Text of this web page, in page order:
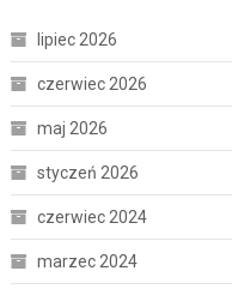
lipiec 2026
czerwiec 2026
maj 2026
styczeń 2026
czerwiec 2024
marzec 2024